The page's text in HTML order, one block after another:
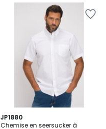
JP1880
Chemise en seersucker à
5
/
2